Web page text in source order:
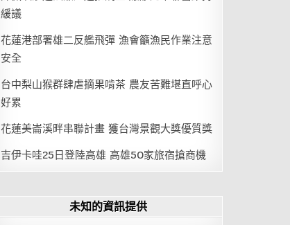
緩議
花蓮港部署雄二反艦飛彈 漁會籲漁民作業注意
安全
台中梨山猴群肆虐摘果啃茶 農友苦難堪直呼心
好累
花蓮美崙溪畔串聯計畫 獲台灣景觀大獎優質獎
吉伊卡哇25日登陸高雄 高雄50家旅宿搶商機
未知的資訊提供